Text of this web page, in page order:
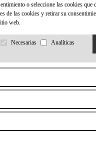
o seleccione las cookies que
de las cookies y retirar su
web.
Necesarias
Analíticas